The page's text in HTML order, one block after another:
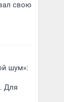
свою
шум»:
Для